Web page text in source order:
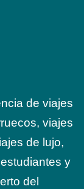
de viajes
viajes
de lujo,
y
del